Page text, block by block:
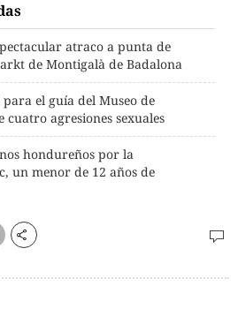
atraco a punta de
de Montigalà de Badalona
el guía del Museo de
cuatro agresiones sexuales
hondureños por la
un menor de 12 años de